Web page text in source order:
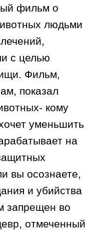
фильм о
людьми
с целью
Фильм,
показал
кому
уменьшить
на
вы осознаете,
и убийства
запрещен во
отмеченный